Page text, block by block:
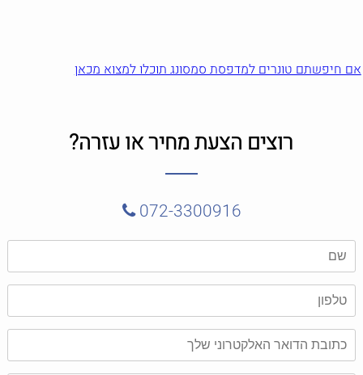
אם חיפשתם טונרים למדפסת סמסונג תוכלו למצוא מכאן
רוצים הצעת מחיר או עזרה?
072-3300916